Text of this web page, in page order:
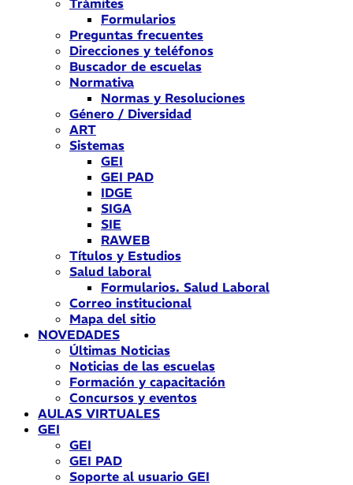
Trámites
Formularios
Preguntas frecuentes
Direcciones y teléfonos
Buscador de escuelas
Normativa
Normas y Resoluciones
Género / Diversidad
ART
Sistemas
GEI
GEI PAD
IDGE
SIGA
SIE
RAWEB
Títulos y Estudios
Salud laboral
Formularios. Salud Laboral
Correo institucional
Mapa del sitio
NOVEDADES
Últimas Noticias
Noticias de las escuelas
Formación y capacitación
Concursos y eventos
AULAS VIRTUALES
GEI
GEI
GEI PAD
Soporte al usuario GEI